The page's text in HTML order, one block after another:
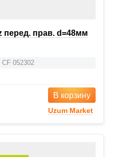
перед. прав. d=48мм
CF 052302
В корзину
Uzum Market